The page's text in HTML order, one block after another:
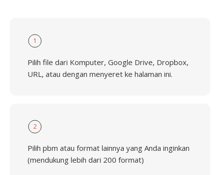
1
Pilih file dari Komputer, Google Drive, Dropbox,
URL, atau dengan menyeret ke halaman ini.
2
Pilih pbm atau format lainnya yang Anda inginkan
(mendukung lebih dari 200 format)